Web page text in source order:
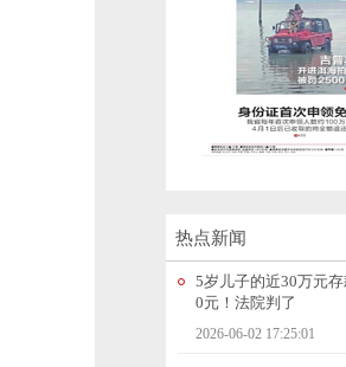
热点新闻
黎晓宏被查
2026-06-02 19:44:49
5岁儿子的近30万元
卢浮宫珠宝劫案调查
2026-06-02 17:25:04